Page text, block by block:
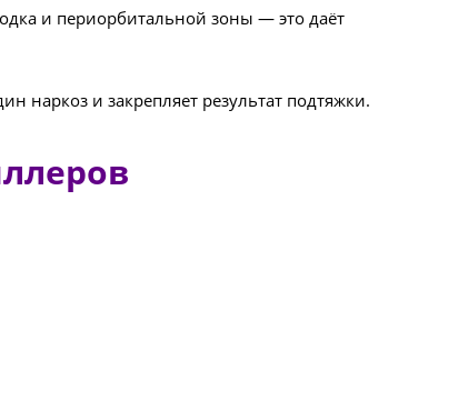
и периорбитальной зоны — это даёт
и закрепляет результат подтяжки.